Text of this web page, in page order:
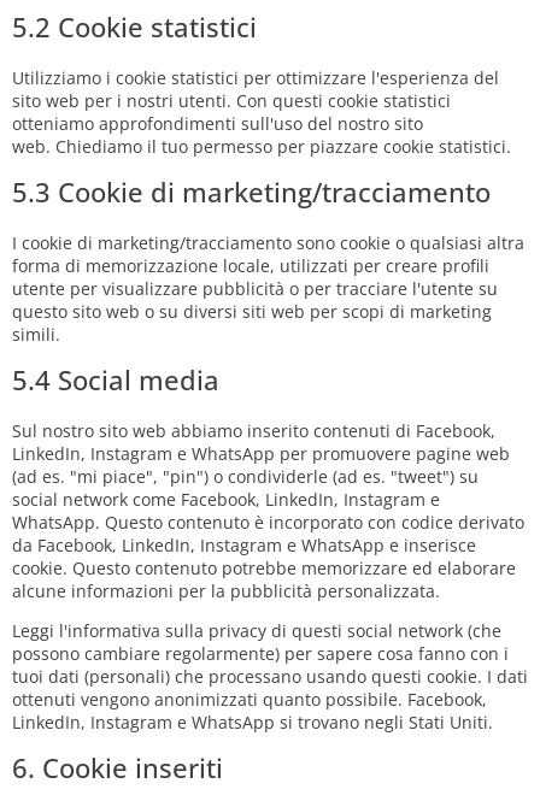
5.2 Cookie statistici
Utilizziamo i cookie statistici per ottimizzare l'esperienza del
sito web per i nostri utenti. Con questi cookie statistici
otteniamo approfondimenti sull'uso del nostro sito
web. Chiediamo il tuo permesso per piazzare cookie statistici.
5.3 Cookie di marketing/tracciamento
I cookie di marketing/tracciamento sono cookie o qualsiasi altra
forma di memorizzazione locale, utilizzati per creare profili
utente per visualizzare pubblicità o per tracciare l'utente su
questo sito web o su diversi siti web per scopi di marketing
simili.
5.4 Social media
Sul nostro sito web abbiamo inserito contenuti di Facebook,
LinkedIn, Instagram e WhatsApp per promuovere pagine web
(ad es. "mi piace", "pin") o condividerle (ad es. "tweet") su
social network come Facebook, LinkedIn, Instagram e
WhatsApp. Questo contenuto è incorporato con codice derivato
da Facebook, LinkedIn, Instagram e WhatsApp e inserisce
cookie. Questo contenuto potrebbe memorizzare ed elaborare
alcune informazioni per la pubblicità personalizzata.
Leggi l'informativa sulla privacy di questi social network (che
possono cambiare regolarmente) per sapere cosa fanno con i
tuoi dati (personali) che processano usando questi cookie. I dati
ottenuti vengono anonimizzati quanto possibile. Facebook,
LinkedIn, Instagram e WhatsApp si trovano negli Stati Uniti.
6. Cookie inseriti